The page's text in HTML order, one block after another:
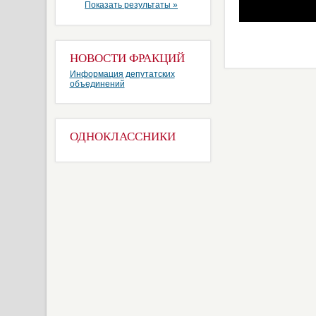
Показать результаты »
НОВОСТИ ФРАКЦИЙ
Информация депутатских
объединений
ОДНОКЛАССНИКИ